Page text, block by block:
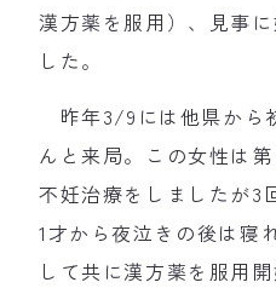
漢方薬を服用）、見事
した。
昨年3/9には他県から
んと来局。この女性は
不妊治療をしましたが3
1才から夜泣きの後は寝
して共に漢方薬を服用開